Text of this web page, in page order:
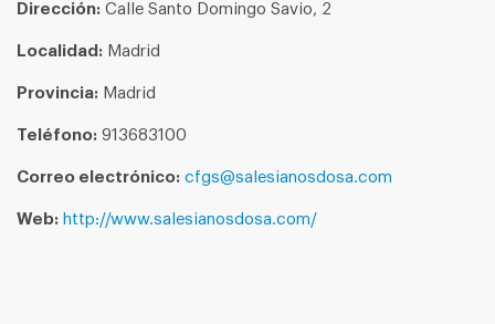
Dirección: Calle Santo Domingo Savio, 2
Localidad: Madrid
Provincia: Madrid
Teléfono: 913683100
Correo electrónico: cfgs@salesianosdosa.com
Web: http://www.salesianosdosa.com/